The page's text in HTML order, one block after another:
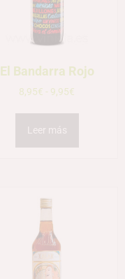
El Bandarra Rojo
8,95€ - 9,95€
Leer más